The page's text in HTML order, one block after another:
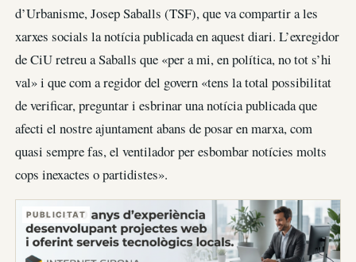
d’Urbanisme, Josep Saballs (TSF), que va compartir a les
xarxes socials la notícia publicada en aquest diari. L’exregidor
de CiU retreu a Saballs que «per a mi, en política, no tot s’hi
val» i que com a regidor del govern «tens la total possibilitat
de verificar, preguntar i esbrinar una notícia publicada que
afecti el nostre ajuntament abans de posar en marxa, com
quasi sempre fas, el ventilador per esbombar notícies molts
cops inexactes o partidistes».
PUBLICITAT